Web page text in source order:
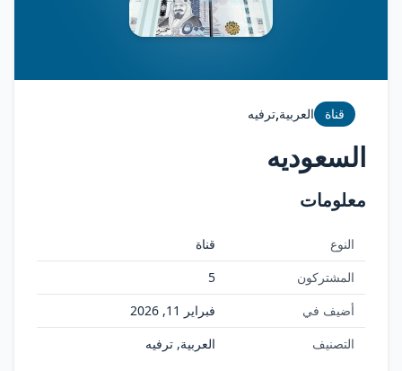
قناة العربية,ترفيه
السعوديه
معلومات
النوع
قناة
المشتركون
5
أضيف في
فبراير 11, 2026
التصنيف
العربية, ترفيه